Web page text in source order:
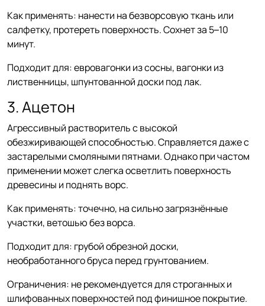
Как применять: нанести на безворсовую ткань или
салфетку, протереть поверхность. Сохнет за 5–10
минут.
Подходит для: евровагонки из сосны, вагонки из
лиственницы, шпунтованной доски под лак.
3. Ацетон
Агрессивный растворитель с высокой
обезжиривающей способностью. Справляется даже с
застарелыми смоляными пятнами. Однако при частом
применении может слегка осветлить поверхность
древесины и поднять ворс.
Как применять: точечно, на сильно загрязнённые
участки, ветошью без ворса.
Подходит для: грубой обрезной доски,
необработанного бруса перед грунтованием.
Ограничения: не рекомендуется для строганных и
шлифованных поверхностей под финишное покрытие.